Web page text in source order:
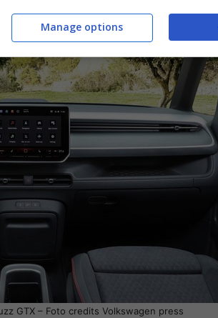
GTX – Foto credits Volkswagen press
Manage options